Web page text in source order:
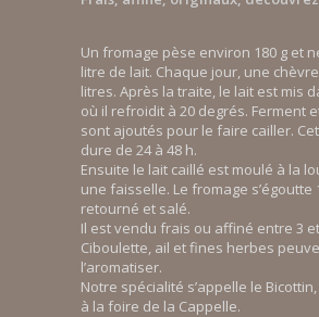
Un fromage pèse environ 180 g et
litre de lait. Chaque jour, une
litres. Après la traite, le lait est mis
où il refroidit à 20 degrés. Ferment
sont ajoutés pour le faire cailler.
dure de 24 à 48 h.
Ensuite le lait caillé est moulé à la
une faisselle. Le fromage s’égoutte
retourné et salé.
Il est vendu frais ou affiné entre 3
Ciboulette, ail et fines herbes
l’aromatiser.
Notre spécialité s’appelle le
à la foire de la Cappelle.